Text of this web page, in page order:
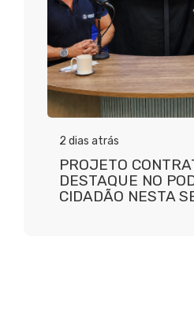
2 dias atrás
PROJETO
DESTAQUE NO
CIDADÃO NESTA